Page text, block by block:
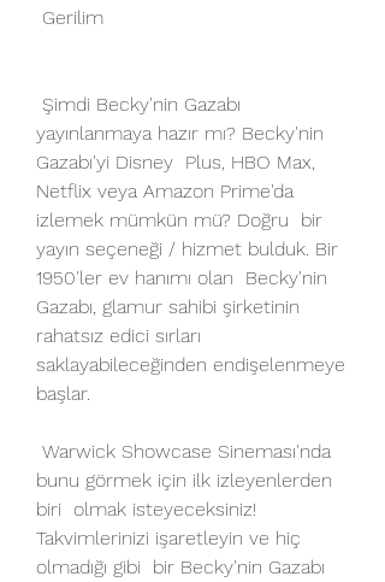
Gerilim
yayınlanmaya hazır mı? Becky'nin
Gazabı'yi Disney  Plus, HBO Max,
Netflix veya Amazon Prime'da
izlemek mümkün mü? Doğru  bir
yayın seçeneği / hizmet bulduk. Bir
1950'ler ev hanımı olan  Becky'nin
Gazabı, glamur sahibi şirketinin
rahatsız edici sırları
saklayabileceğinden endişelenmeye
başlar.
bunu görmek için ilk izleyenlerden
biri  olmak isteyeceksiniz!
Takvimlerinizi işaretleyin ve hiç
olmadığı gibi  bir Becky'nin Gazabı